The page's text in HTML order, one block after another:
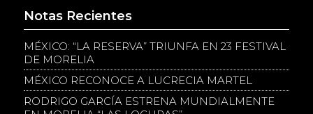
Notas Recientes
MÉXICO: “LA RESERVA” TRIUNFA EN 23 FESTIVAL
DE MORELIA
MÉXICO RECONOCE A LUCRECIA MARTEL
RODRIGO GARCÍA ESTRENA MUNDIALMENTE